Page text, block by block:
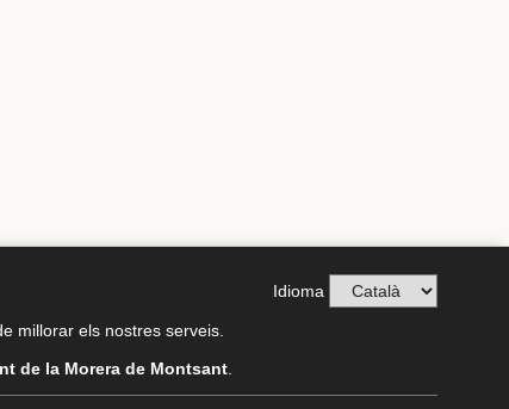
Idioma
millorar els nostres serveis.
de la Morera de Montsant.